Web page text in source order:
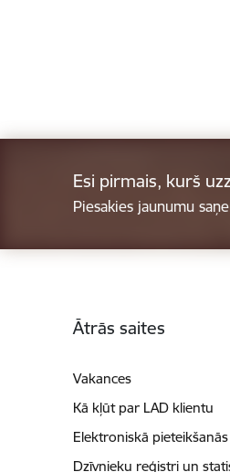
Esi pirmais, kurš
Piesakies jaunumu
Ātrās saites
Vakances
Kā kļūt par LAD klientu
Elektroniskā pieteikšanās
Dzīvnieku reģistri un